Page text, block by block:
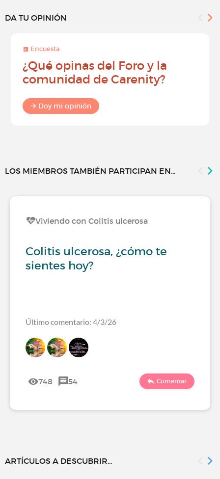
DA TU OPINIÓN
Encuesta
¿Qué opinas del Foro y la
comunidad de Carenity?
Doy mi opinión
LOS MIEMBROS TAMBIÉN PARTICIPAN EN...
Viviendo con Colitis ulcerosa
Colitis ulcerosa, ¿cómo te
sientes hoy?
Último comentario: 4/3/26
748 54 Comentar
ARTÍCULOS A DESCUBRIR...